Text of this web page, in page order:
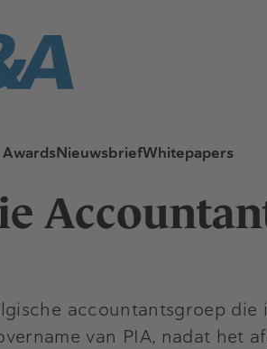
NieuwsbriefWhitepapers
accountantsgroep die
van PIA, nadat het